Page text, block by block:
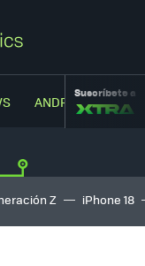
ANDROIDSuscríbete a
Z iPhone 18